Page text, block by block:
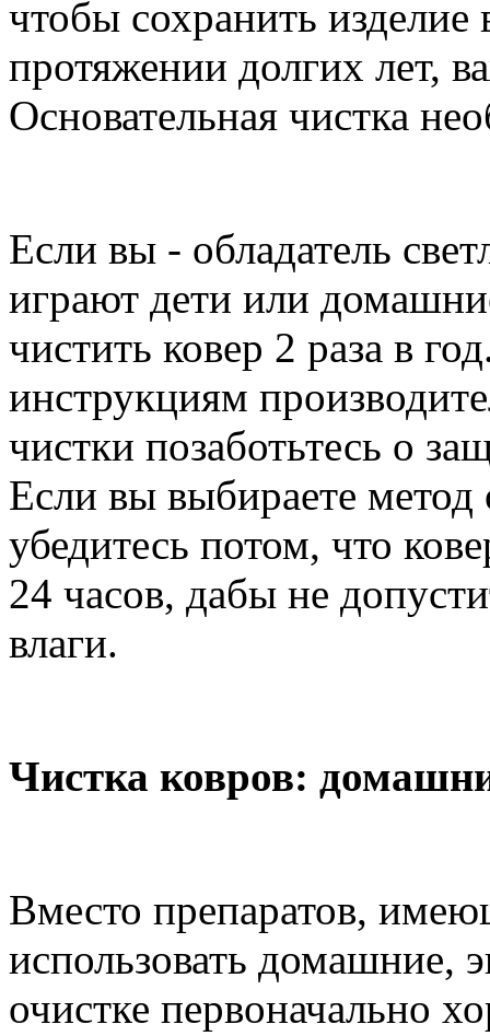
чтобы сохранить
протяжении долгих лет,
Основательная чистка
Если вы - обладатель
играют дети или
чистить ковер 2 раза в
инструкциям
чистки позаботьтесь о
Если вы выбираете
убедитесь потом, что
24 часов, дабы не
влаги.
Чистка ковров:
Вместо препаратов,
использовать домашние,
очистке первоначально